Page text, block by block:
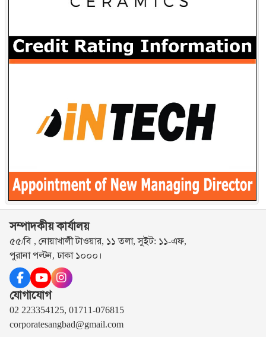
সম্পাদকীয় কার্যালয়
৫৫/বি , নোয়াখালী টাওয়ার, ১১ তলা, সুইট: ১১-এফ,
পুরানা পল্টন, ঢাকা ১০০০।
যোগাযোগ
02 223354125, 01711-076815
corporatesangbad@gmail.com